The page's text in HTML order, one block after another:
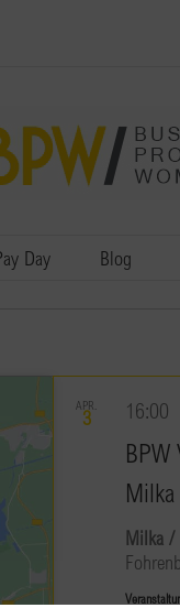
Day Blog
APR.
3 16:00
Milka /